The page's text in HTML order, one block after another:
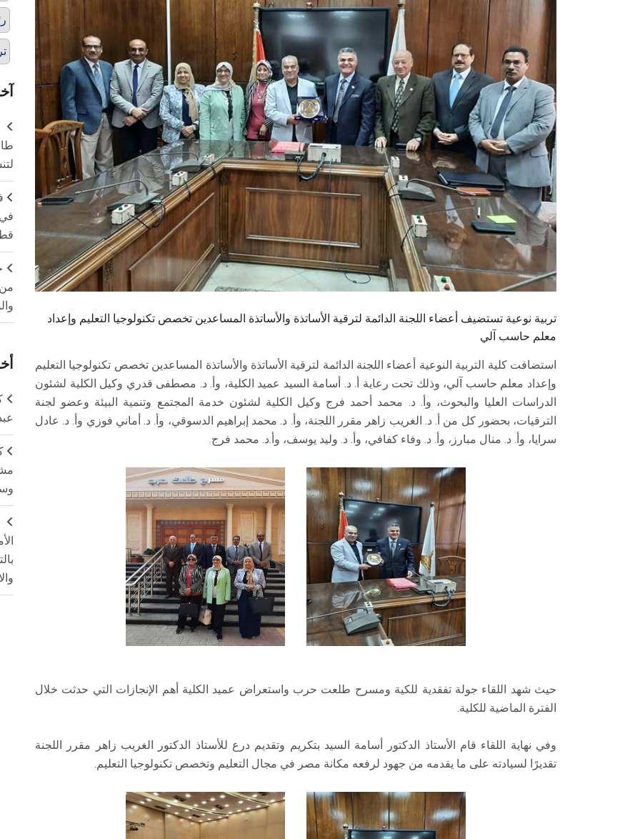
تربية نوعية تستضيف أعضاء اللجنة الدائمة لترقية الأساتذة والأساتذة المساعدين تخصص تكنولوجيا التعليم وإعداد
معلم حاسب آلي
استضافت كلية التربية النوعية أعضاء اللجنة الدائمة لترقية الأساتذة والأساتذة المساعدين تخصص تكنولوجيا التعليم
وإعداد معلم حاسب آلي، وذلك تحت رعاية أ. د. أسامة السيد عميد الكلية، وأ. د. مصطفى قدري وكيل الكلية لشئون
الدراسات العليا والبحوث، وأ. د. محمد أحمد فرج وكيل الكلية لشئون خدمة المجتمع وتنمية البيئة وعضو لجنة
الترقيات، بحضور كل من أ. د. الغريب زاهر مقرر اللجنة، وأ. د. محمد إبراهيم الدسوقي، وأ. د. أماني فوزي وأ. د. عادل
سرايا، وأ. د. منال مبارز، وأ. د. وفاء كفافي، وأ. د. وليد يوسف، وأ.د. محمد فرج.
حيث شهد اللقاء جولة تفقدية للكية ومسرح طلعت حرب واستعراض عميد الكلية أهم الإنجازات التي حدثت خلال
الفترة الماضية للكلية.
وفي نهاية اللقاء قام الأستاذ الدكتور أسامة السيد بتكريم وتقديم درع للأستاذ الدكتور الغريب زاهر مقرر اللجنة
تقديرًا لسيادته على ما يقدمه من جهود لرفعه مكانة مصر في مجال التعليم وتخصص تكنولوجيا التعليم.